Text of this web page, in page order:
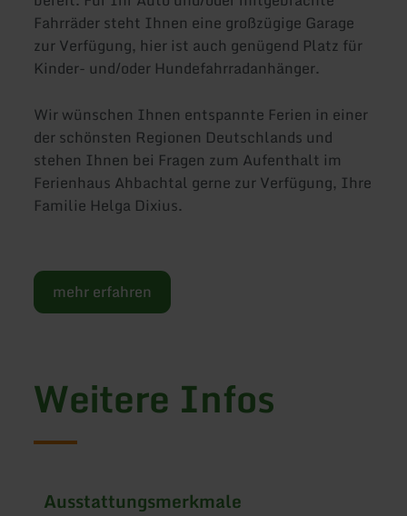
Fahrräder steht Ihnen eine großzügige Garage
zur Verfügung, hier ist auch genügend Platz für
Kinder- und/oder Hundefahrradanhänger.
Wir wünschen Ihnen entspannte Ferien in einer
der schönsten Regionen Deutschlands und
stehen Ihnen bei Fragen zum Aufenthalt im
Ferienhaus Ahbachtal gerne zur Verfügung, Ihre
Familie Helga Dixius.
mehr erfahren
Weitere Infos
Ausstattungsmerkmale